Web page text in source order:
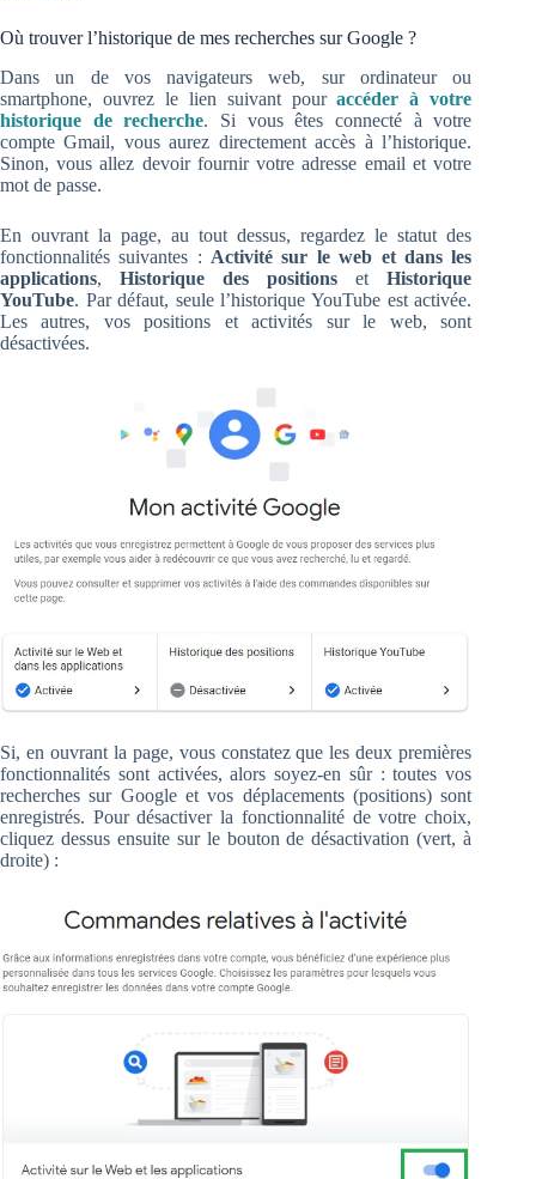
Où trouver l’historique de mes recherches sur Google ?
Dans un de vos navigateurs web, sur ordinateur ou
smartphone, ouvrez le lien suivant pouraccéder à votre
historique de recherche. Si vous êtes connecté à votre
compte Gmail, vous aurez directement accès à l’historique.
Sinon, vous allez devoir fournir votre adresse email et votre
mot de passe.
En ouvrant la page, au tout dessus, regardez le statut des
fonctionnalités suivantes : Activité sur le web et dans les
applications,Historique des positions etHistorique
YouTube. Par défaut, seule l’historique YouTube est activée.
Les autres, vos positions et activités sur le web, sont
désactivées.
Si, en ouvrant la page, vous constatez que les deux premières
fonctionnalités sont activées, alors soyez-en sûr : toutes vos
recherches sur Google et vos déplacements (positions) sont
enregistrés. Pour désactiver la fonctionnalité de votre choix,
cliquez dessus ensuite sur le bouton de désactivation (vert, à
droite) :